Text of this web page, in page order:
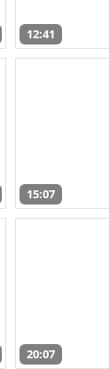
12:41
15:07
20:07